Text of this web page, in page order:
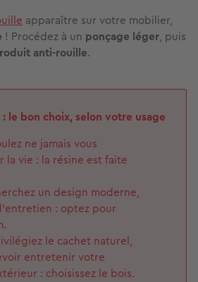
apparaître sur votre mobilier,
! Procédez à un ponçage léger, puis
anti-rouille.
: le bon choix, selon votre usage
ne jamais vous
la vie : la résine est faite
un design moderne,
: optez pour
le cachet naturel,
entretenir votre
: choisissez le bois.